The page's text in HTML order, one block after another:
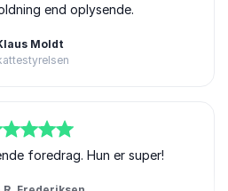
end oplysende.
Moldt
foredrag. Hun er super!